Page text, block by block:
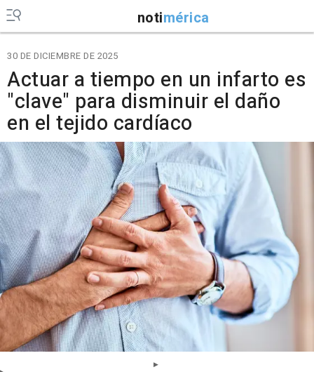
notimérica
30 DE DICIEMBRE DE 2025
Actuar a tiempo en un infarto es
"clave" para disminuir el daño
en el tejido cardíaco